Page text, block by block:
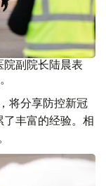
副院长陆晨表
将分享防控新冠
丰富的经验。相